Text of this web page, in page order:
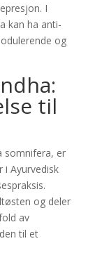
I
kan ha anti-
og
til
somnifera, er
i Ayurvedisk
og deler
av
til et